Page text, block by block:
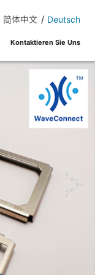
简体中文 Deutsch
Kontaktieren Sie Uns